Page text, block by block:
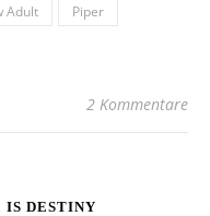
Adult
Piper
2 Kommentare
IS DESTINY